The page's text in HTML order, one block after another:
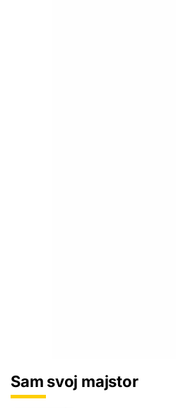
Sam svoj majstor